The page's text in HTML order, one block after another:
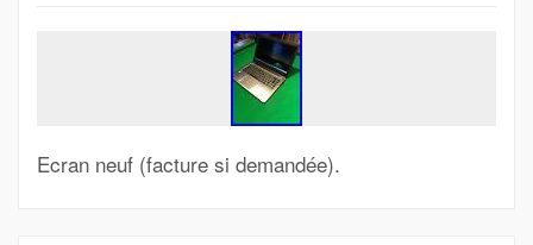
Ecran neuf (facture si demandée).